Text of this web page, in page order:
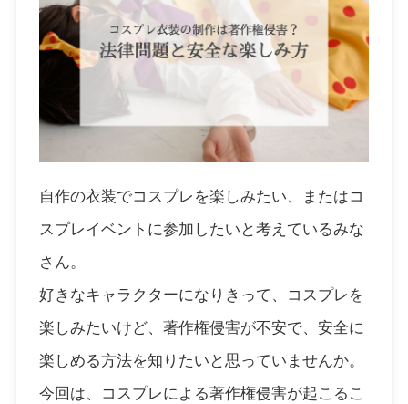
自作の衣装でコスプレを楽しみたい、またはコ
スプレイベントに参加したいと考えているみな
さん。
好きなキャラクターになりきって、コスプレを
楽しみたいけど、著作権侵害が不安で、安全に
楽しめる方法を知りたいと思っていませんか。
今回は、コスプレによる著作権侵害が起こるこ